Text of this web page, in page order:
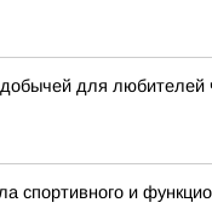
для любителей
спортивного и